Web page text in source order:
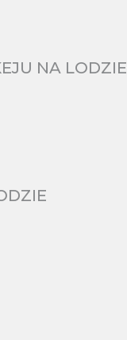
NA LODZIE